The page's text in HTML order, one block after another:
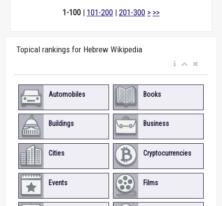
1-100 | 101-200 | 201-300 > >>
Topical rankings for Hebrew Wikipedia
Automobiles Books
Buildings Business
Cities Cryptocurrencies
Events Films